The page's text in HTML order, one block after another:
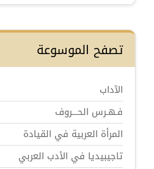
تصفح الموسوعة
الآداب
فـهـرس الحـــروف
المرأة العربية في القيادة
تاجيبيديا في الأدب العربي